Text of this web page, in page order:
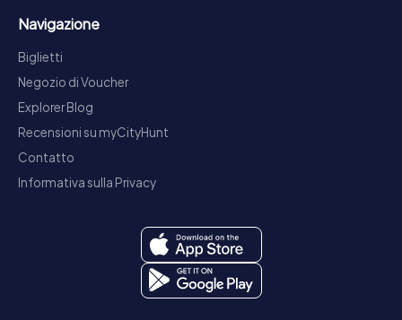
Navigazione
Biglietti
Negozio di Voucher
Explorer Blog
Recensioni su myCityHunt
Contatto
Informativa sulla Privacy